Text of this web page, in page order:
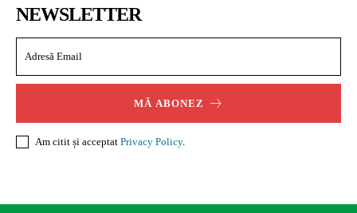
NEWSLETTER
MĂ ABONEZ
Am citit și acceptat Privacy Policy.